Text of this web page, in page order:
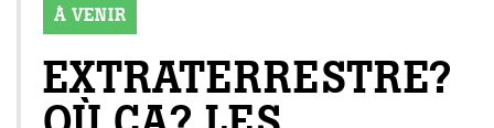
À VENIR
EXTRATERRESTRE?